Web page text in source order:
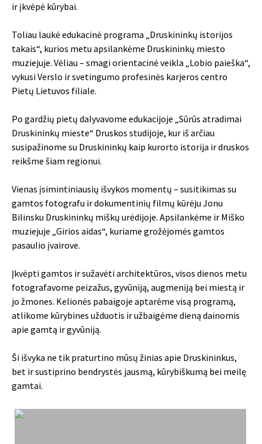
ir įkvėpė kūrybai.
Toliau laukė edukacinė programa „Druskininkų istorijos
takais“, kurios metu apsilankėme Druskininkų miesto
muziejuje. Vėliau – smagi orientacinė veikla „Lobio paieška“,
vykusi Verslo ir svetingumo profesinės karjeros centro
Pietų Lietuvos filiale.
Po gardžių pietų dalyvavome edukacijoje „Sūrūs atradimai
Druskininkų mieste“ Druskos studijoje, kur iš arčiau
susipažinome su Druskininkų kaip kurorto istorija ir druskos
reikšme šiam regionui.
Vienas įsimintiniausių išvykos momentų – susitikimas su
gamtos fotografu ir dokumentinių filmų kūrėju Jonu
Bilinsku Druskininkų miškų urėdijoje. Apsilankėme ir Miško
muziejuje „Girios aidas“, kuriame grožėjomės gamtos
pasaulio įvairove.
Įkvėpti gamtos ir sužavėti architektūros, visos dienos metu
fotografavome peizažus, gyvūniją, augmeniją bei miestą ir
jo žmones. Kelionės pabaigoje aptarėme visą programą,
atlikome kūrybines užduotis ir užbaigėme dieną dainomis
apie gamtą ir gyvūniją.
Ši išvyka ne tik praturtino mūsų žinias apie Druskininkus,
bet ir sustiprino bendrystės jausmą, kūrybiškumą bei meilę
gamtai.